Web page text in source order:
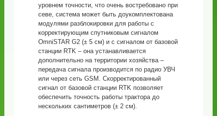
уровнем точности, что очень востребовано при
севе, система может быть доукомплектована
модулями разблокировки для работы с
корректирующим спутниковым сигналом
OmniSTAR G2 (± 5 см) и с сигналом от базовой
станции RTK – она устанавливается
дополнительно на территории хозяйства –
передача сигнала производится по радио УВЧ
или через сеть GSM. Скорректированный
сигнал от базовой станции RTK позволяет
обеспечить точность работы трактора до
нескольких сантиметров (± 2 см).